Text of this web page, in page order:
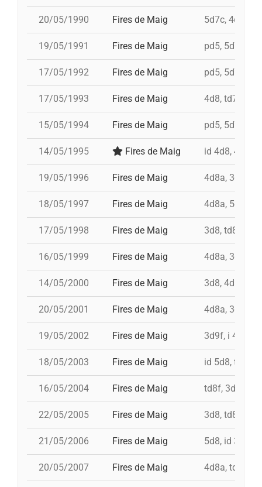
20/05/1990 Fires de Maig 5d7c, 4d8, i
19/05/1991 Fires de Maig pd5, 5d7,
17/05/1992 Fires de Maig pd5, 5d7,
17/05/1993 Fires de Maig 4d8, td7, 5d7,
15/05/1994 Fires de Maig pd5, 5d7, td7,
14/05/1995 Fires de Maig id 4d8, 4d8,
19/05/1996 Fires de Maig 4d8a, 3d8,
18/05/1997 Fires de Maig 4d8a, 5d8,
17/05/1998 Fires de Maig 3d8, td8f,
16/05/1999 Fires de Maig 4d8a, 3d8,
14/05/2000 Fires de Maig 3d8, 4d8a,
20/05/2001 Fires de Maig 4d8a, 3d9f,
19/05/2002 Fires de Maig 3d9f, i 4d9f,
18/05/2003 Fires de Maig id 5d8, td8f,
16/05/2004 Fires de Maig td8f, 3d9f,
22/05/2005 Fires de Maig 3d8, td8f,
21/05/2006 Fires de Maig 5d8, id 3d9f,
20/05/2007 Fires de Maig 4d8a, td8f,